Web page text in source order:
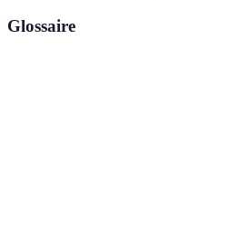
Glossaire